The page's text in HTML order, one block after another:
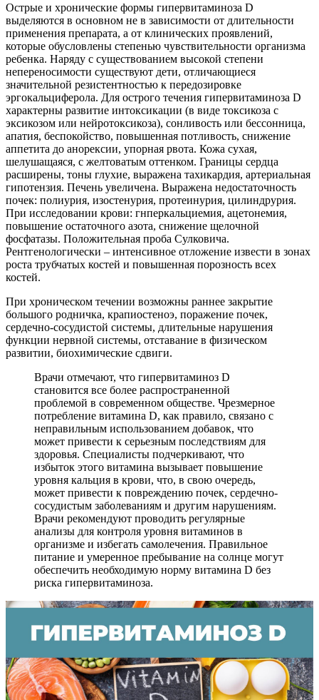
Острые и хронические формы гипервитаминоза D
выделяются в основном не в зависимости от длительности
применения препарата, а от клинических проявлений,
которые обусловлены степенью чувствительности организма
ребенка. Наряду с существованием высокой степени
непереносимости существуют дети, отличающиеся
значительной резистентностью к передозировке
эргокальциферола. Для острого течения гипервитаминоза D
характерны развитие интоксикации (в виде токсикоза с
эксикозом или нейротоксикоза), сонливость или бессонница,
апатия, беспокойство, повышенная потливость, снижение
аппетита до анорексии, упорная рвота. Кожа сухая,
шелушащаяся, с желтоватым оттенком. Границы сердца
расширены, тоны глухие, выражена тахикардия, артериальная
гипотензия. Печень увеличена. Выражена недостаточность
почек: полиурия, изостенурия, протеинурия, цилиндрурия.
При исследовании крови: гнперкальциемия, ацетонемия,
повышение остаточного азота, снижение щелочной
фосфатазы. Положительная проба Сулковича.
Рентгенологически – интенсивное отложение извести в зонах
роста трубчатых костей и повышенная порозность всех
костей.
При хроническом течении возможны раннее закрытие
большого родничка, крапиостеноэ, поражение почек,
сердечно-сосудистой системы, длительные нарушения
функции нервной системы, отставание в физическом
развитии, биохимические сдвиги.
Врачи отмечают, что гипервитаминоз D
становится все более распространенной
проблемой в современном обществе. Чрезмерное
потребление витамина D, как правило, связано с
неправильным использованием добавок, что
может привести к серьезным последствиям для
здоровья. Специалисты подчеркивают, что
избыток этого витамина вызывает повышение
уровня кальция в крови, что, в свою очередь,
может привести к повреждению почек, сердечно-
сосудистым заболеваниям и другим нарушениям.
Врачи рекомендуют проводить регулярные
анализы для контроля уровня витаминов в
организме и избегать самолечения. Правильное
питание и умеренное пребывание на солнце могут
обеспечить необходимую норму витамина D без
риска гипервитаминоза.